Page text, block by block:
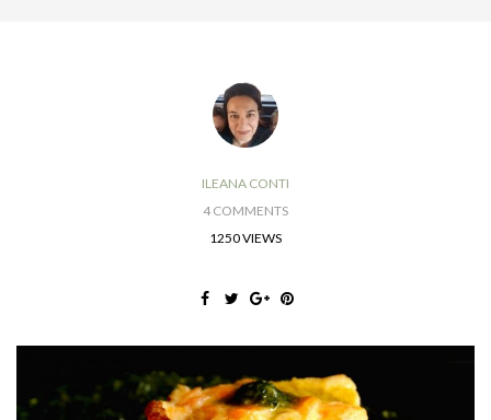
ILEANA CONTI
4 COMMENTS
1250 VIEWS